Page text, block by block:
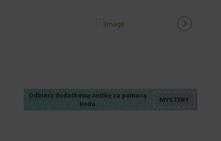
Odbierz dodatkową zniżkę za pomocą
kodu